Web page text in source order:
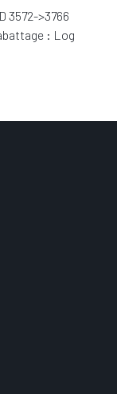
3572->3766
: Log